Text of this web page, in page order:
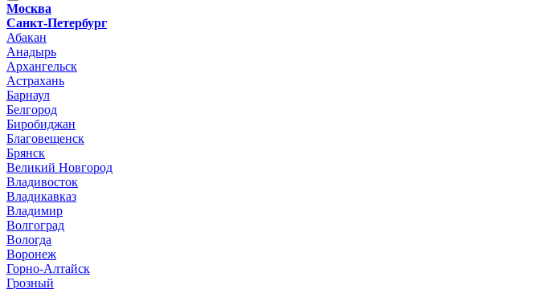
Москва
Санкт-Петербург
Абакан
Анадырь
Архангельск
Астрахань
Барнаул
Белгород
Биробиджан
Благовещенск
Брянск
Великий Новгород
Владивосток
Владикавказ
Владимир
Волгоград
Вологда
Воронеж
Горно-Алтайск
Грозный